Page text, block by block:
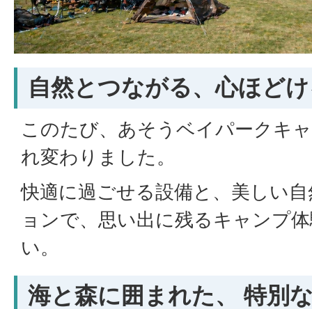
自然とつながる、心ほど
このたび、あそうベイパークキ
れ変わりました。
快適に過ごせる設備と、美しい
ョンで、思い出に残るキャンプ
い。
海と森に囲まれた、 特別